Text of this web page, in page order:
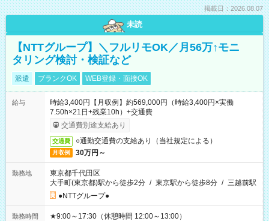
掲載日：2026.08.07
未読
【NTTグループ】＼フルリモOK／月56万↑モニ
タリング検討・検証など
派遣 ブランクOK WEB登録・面接OK
給与
時給3,400円【月収例】約569,000円（時給3,400円×実働
7.50h×21日+残業10h）+交通費
交通費別途支給あり
交通費 ○通勤交通費の支給あり（当社規定による）
月収例 30万円～
勤務地
東京都千代田区
大手町(東京都)駅から徒歩2分 / 東京駅から徒歩8分 / 三越前駅
●NTTグループ●
勤務時間 ★9:00～17:30（休憩時間 12:00～13:00）